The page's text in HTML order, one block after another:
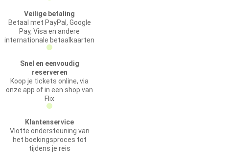
Veilige betaling
Betaal met PayPal, Google
Pay, Visa en andere
internationale betaalkaarten
Snel en eenvoudig
reserveren
Koop je tickets online, via
onze app of in een shop van
Flix
Klantenservice
Vlotte ondersteuning van
het boekingsproces tot
tijdens je reis